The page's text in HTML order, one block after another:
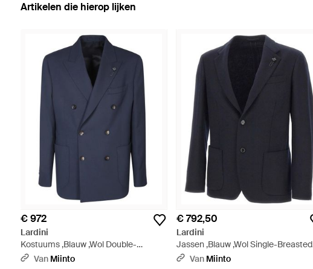
Artikelen die hierop lijken
€ 972
Lardini
Kostuums ,Blauw ,Wol Double-
Breasted Wool Blazer - Blauw
Van Miinto
€ 792,50
Lardini
Jassen ,Blauw ,Wol Single-Breasted
Blazer Van Wol En Kasjmier - Blauw
Van Miinto